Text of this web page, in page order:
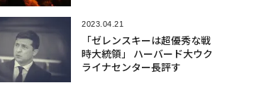
2023.04.21
「ゼレンスキーは超優秀な戦
時大統領」 ハーバード大ウク
ライナセンター長評す